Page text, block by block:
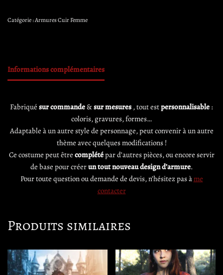
Catégorie :Armures Cuir Femme
Informations complémentaires
Fabriqué sur commande&sur mesures , tout estpersonnalisable :
coloris, gravures, formes…
Adaptable à un autre style de personnage, peut convenir à un autre
thème avec quelques modifications !
Ce costume peut être complétépar d’autres pièces, ou encore servir
de base pour créerun tout nouveau design d’armure.
Pour toute question ou demande de devis, n’hésitez pas àme
contacter
Produits similaires